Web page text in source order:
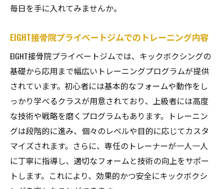
毎日を手に入れてみませんか。
EIGHT接骨院プライベートジムでのトレーニング内容
EIGHT接骨院プライベートジムでは、キックボクシングの
基礎から応用まで幅広いトレーニングプログラムが提供
されています。初心者には基本的なフォームや動作をし
っかり学べるクラスが用意されており、上級者には高度
な技術や戦略を磨くプログラムもあります。トレーニン
グは段階的に進み、個々のレベルや目的に応じてカスタ
マイズされます。さらに、専任のトレーナーが一人一人
に丁寧に指導し、適切なフォームと技術の向上をサポー
トします。これにより、効果的かつ安全にキックボクシ